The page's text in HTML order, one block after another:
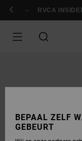
NAAR
RVCA
BEPAAL ZELF
GEBEURT